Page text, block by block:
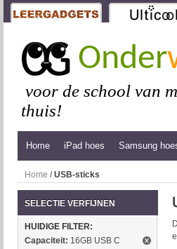
Onder
voor de school van
thuis!
Home iPad hoes Samsung
Home /USB-sticks
SELECTIE VERFIJNEN
HUIDIGE FILTER:
Capaciteit: 16GB USB C